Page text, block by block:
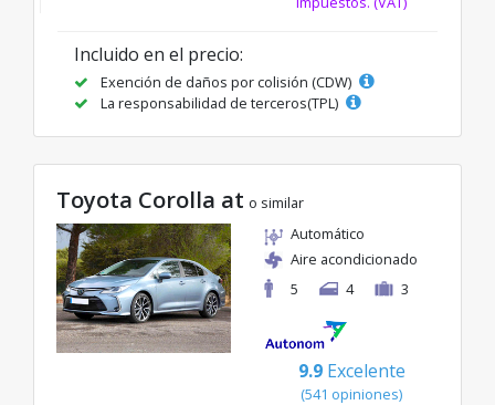
Incluido en el precio:
Exención de daños por colisión (CDW)
La responsabilidad de terceros(TPL)
Toyota Corolla at o similar
Automático
Aire acondicionado
5
4 3
9.9 Excelente
(541 opiniones)